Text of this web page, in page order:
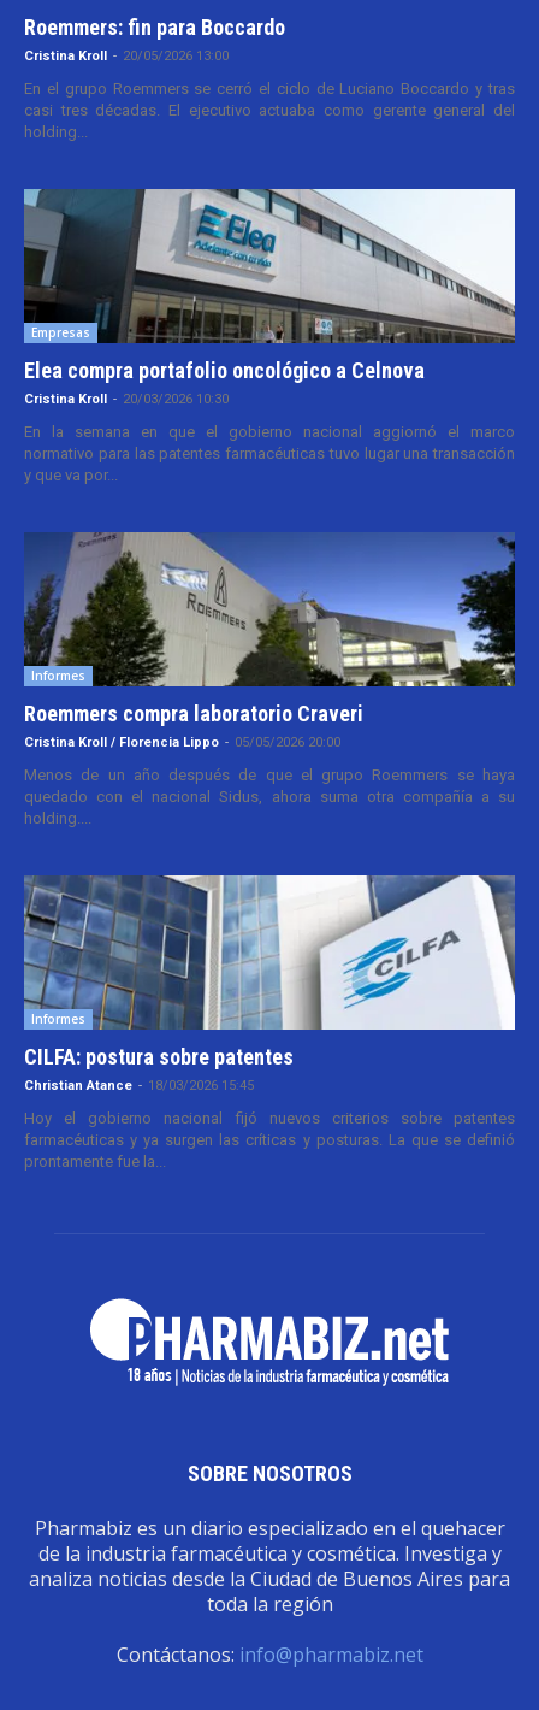
Roemmers: fin para Boccardo
Cristina Kroll - 20/05/2026 13:00
En el grupo Roemmers se cerró el ciclo de Luciano Boccardo y tras
casi tres décadas. El ejecutivo actuaba como gerente general del
holding...
Empresas
Elea compra portafolio oncológico a Celnova
Cristina Kroll - 20/03/2026 10:30
En la semana en que el gobierno nacional aggiornó el marco
normativo para las patentes farmacéuticas tuvo lugar una transacción
y que va por...
Informes
Roemmers compra laboratorio Craveri
Cristina Kroll / Florencia Lippo - 05/05/2026 20:00
Menos de un año después de que el grupo Roemmers se haya
quedado con el nacional Sidus, ahora suma otra compañía a su
holding....
Informes
CILFA: postura sobre patentes
Christian Atance - 18/03/2026 15:45
Hoy el gobierno nacional fijó nuevos criterios sobre patentes
farmacéuticas y ya surgen las críticas y posturas. La que se definió
prontamente fue la...
SOBRE NOSOTROS
Pharmabiz es un diario especializado en el quehacer
de la industria farmacéutica y cosmética. Investiga y
analiza noticias desde la Ciudad de Buenos Aires para
toda la región
Contáctanos: info@pharmabiz.net